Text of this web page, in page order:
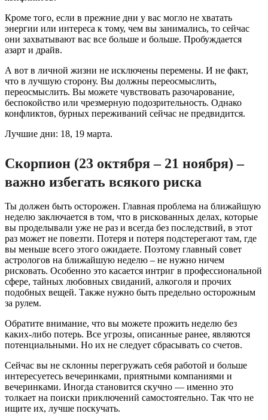
Кроме того, если в прежние дни у вас могло не хватать
энергии или интереса к тому, чем вы занимались, то сейчас
они захватывают вас все больше и больше. Пробуждается
азарт и драйв.
А вот в личной жизни не исключены перемены. И не факт,
что в лучшую сторону. Вы должны переосмыслить,
переосмыслить. Вы можете чувствовать разочарование,
беспокойство или чрезмерную подозрительность. Однако
конфликтов, бурных переживаний сейчас не предвидится.
Лучшие дни: 18, 19 марта.
Скорпион (23 октября – 21 ноября) –
важно избегать всякого риска
Ты должен быть осторожен. Главная проблема на ближайшую
неделю заключается в том, что в рискованных делах, которые
вы проделывали уже не раз и всегда без последствий, в этот
раз может не повезти. Потеря и потеря подстерегают там, где
вы меньше всего этого ожидаете. Поэтому главный совет
астрологов на ближайшую неделю – не нужно ничем
рисковать. Особенно это касается интриг в профессиональной
сфере, тайных любовных свиданий, алкоголя и прочих
подобных вещей. Также нужно быть предельно осторожным
за рулем.
Обратите внимание, что вы можете прожить неделю без
каких-либо потерь. Все угрозы, описанные ранее, являются
потенциальными. Но их не следует сбрасывать со счетов.
Сейчас вы не склонны перегружать себя работой и больше
интересуетесь вечеринками, приятными компаниями и
вечеринками. Иногда становится скучно — именно это
толкает на поиски приключений самостоятельно. Так что не
ищите их, лучше поскучать.